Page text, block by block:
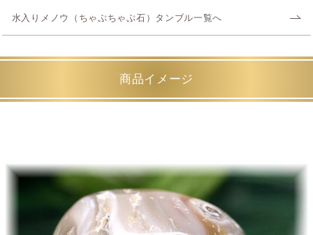
水入りメノウ（ちゃぷちゃぷ石）タンブル一覧へ
商品イメージ